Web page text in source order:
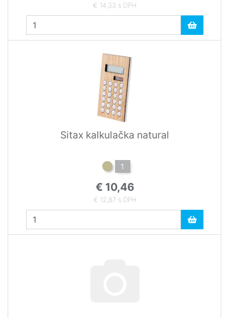
€ 14,33 s DPH
Sitax kalkulačka natural
1
€ 10,46
€ 12,87 s DPH